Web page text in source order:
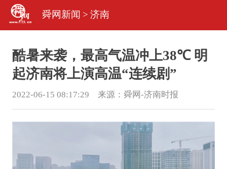
舜网新闻 > 济南
酷暑来袭，最高气温冲上38℃ 明
起济南将上演高温“连续剧”
2022-06-15 08:17:29 来源： 舜网-济南时报